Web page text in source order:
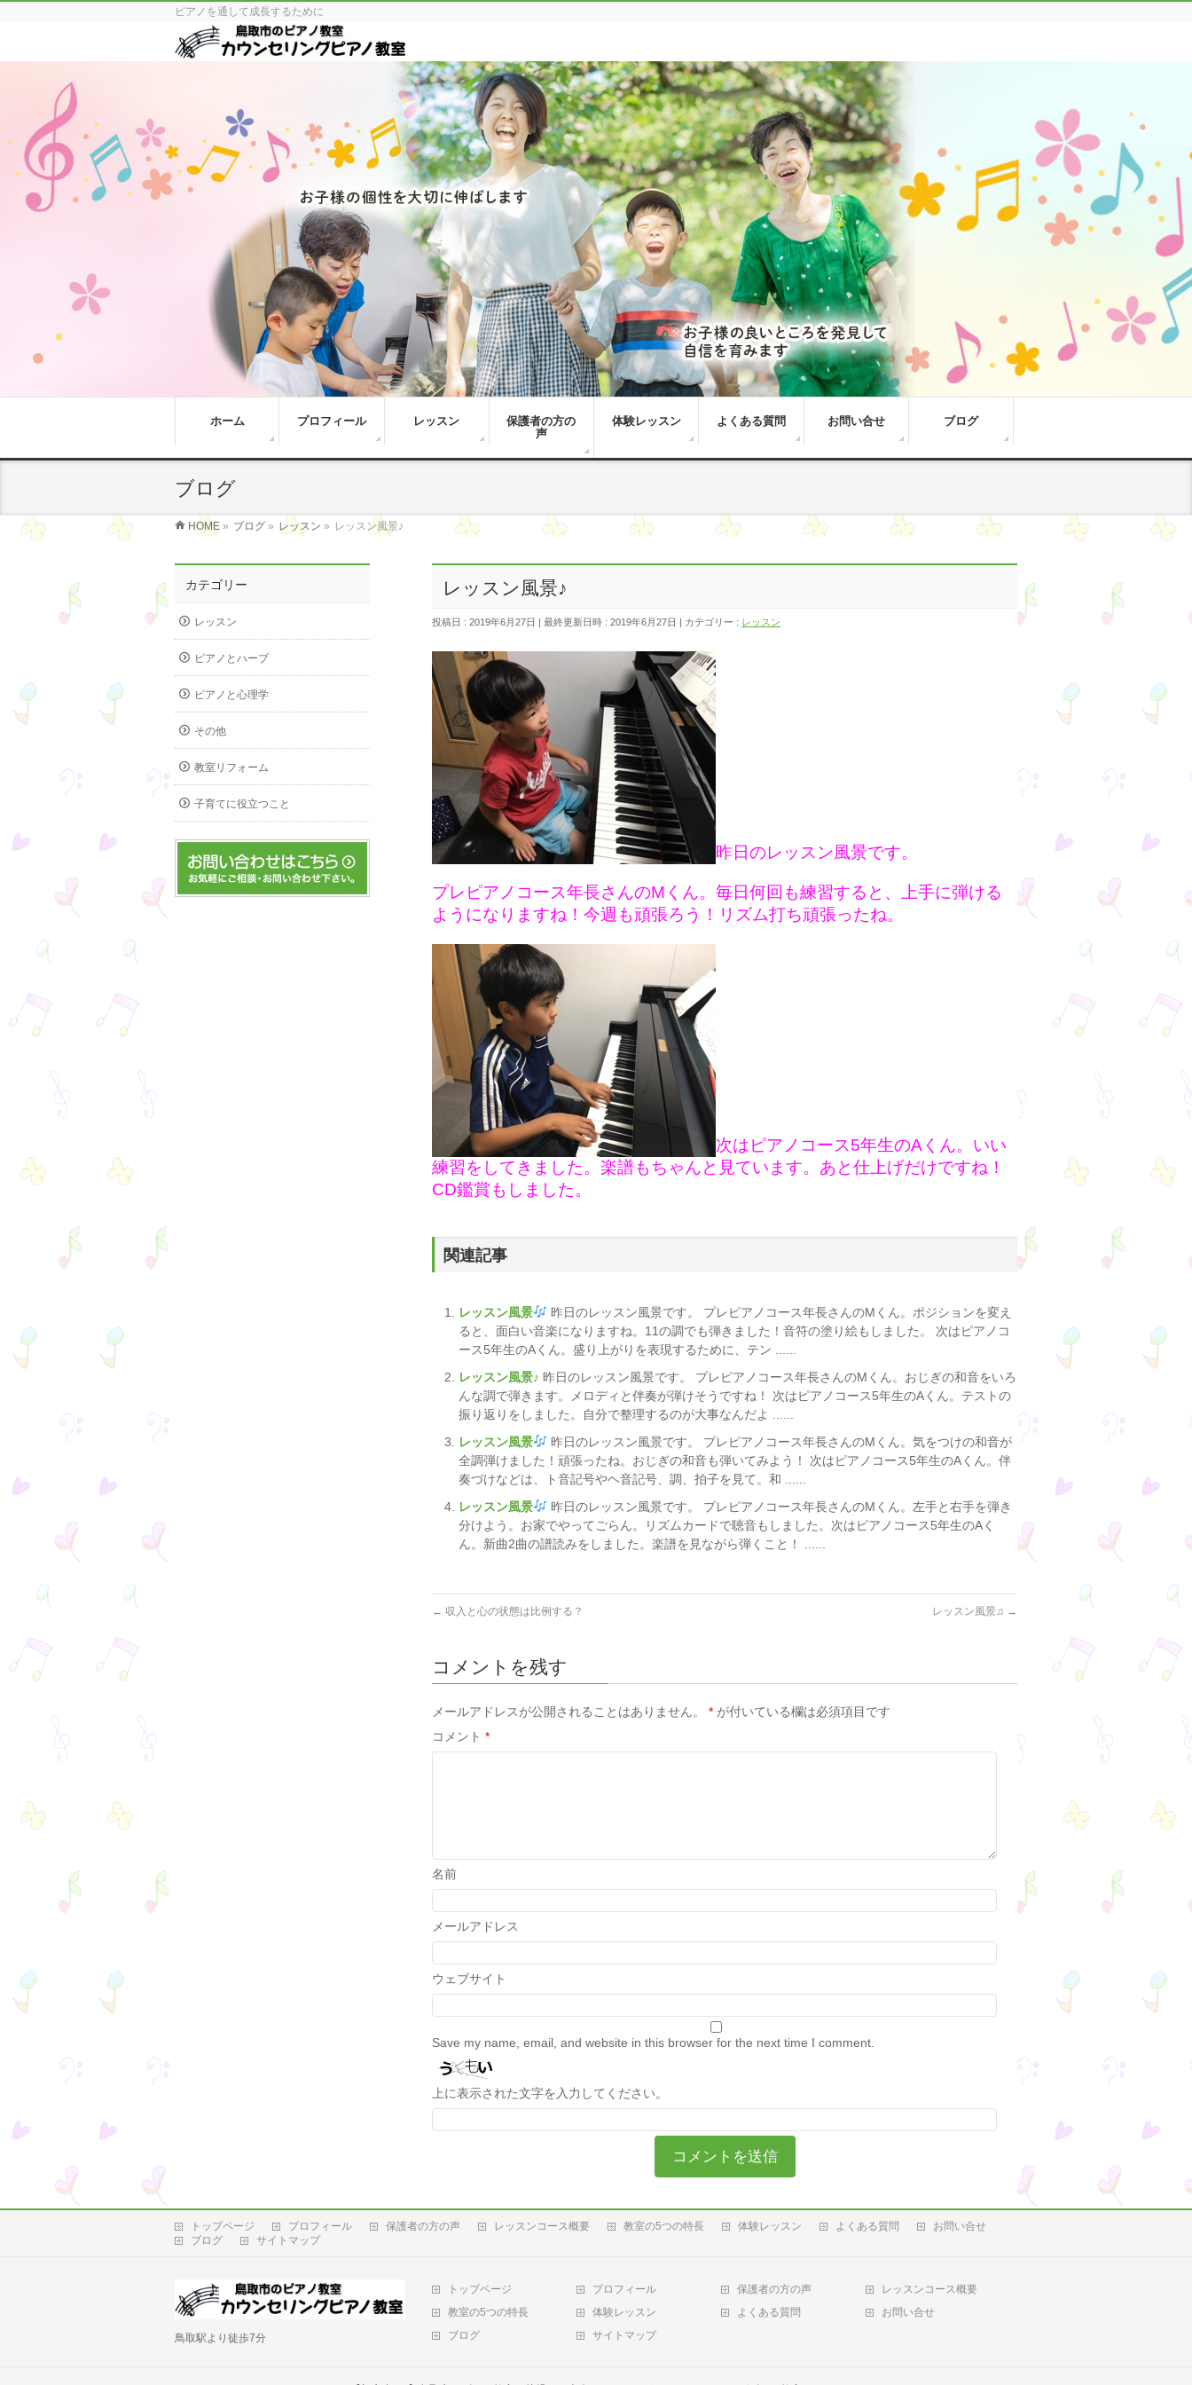
ピアノを通して成長するために
ホーム プロフィール レッスン
保護者の方の
声
体験レッスン よくある質問 お問い合せ ブログ
ブログ
HOME » ブログ » レッスン » レッスン風景♪
レッスン風景♪
投稿日 : 2019年6月27日 最終更新日時 : 2019年6月27日 カテゴリー : レッスン
昨日のレッスン風景です。
プレピアノコース年長さんのMくん。毎日何回も練習すると、上手に弾ける
ようになりますね！今週も頑張ろう！リズム打ち頑張ったね。
次はピアノコース5年生のAくん。いい
練習をしてきました。楽譜もちゃんと見ています。あと仕上げだけですね！
CD鑑賞もしました。
関連記事
レッスン風景
昨日のレッスン風景です。 プレピアノコース年長さんのMくん。ポジションを変え
ると、面白い音楽になりますね。11の調でも弾きました！音符の塗り絵もしました。 次はピアノコ
ース5年生のAくん。盛り上がりを表現するために、テン ......
レッスン風景♪ 昨日のレッスン風景です。 プレピアノコース年長さんのMくん。おじぎの和音をいろ
んな調で弾きます。メロディと伴奏が弾けそうですね！ 次はピアノコース5年生のAくん。テストの
振り返りをしました。自分で整理するのが大事なんだよ ......
レッスン風景
昨日のレッスン風景です。 プレピアノコース年長さんのMくん。気をつけの和音が
全調弾けました！頑張ったね。おじぎの和音も弾いてみよう！ 次はピアノコース5年生のAくん。伴
奏づけなどは、ト音記号やヘ音記号、調、拍子を見て。和 ......
レッスン風景
昨日のレッスン風景です。 プレピアノコース年長さんのMくん。左手と右手を弾き
分けよう。お家でやってごらん。リズムカードで聴音もしました。次はピアノコース5年生のAく
ん。新曲2曲の譜読みをしました。楽譜を見ながら弾くこと！ ......
← 収入と心の状態は比例する？ レッスン風景♫ →
コメントを残す
メールアドレスが公開されることはありません。 * が付いている欄は必須項目です
コメント *
名前
メールアドレス
ウェブサイト
Save my name, email, and website in this browser for the next time I comment.
上に表示された文字を入力してください。
カテゴリー
レッスン
ピアノとハープ
ピアノと心理学
その他
教室リフォーム
子育てに役立つこと
トップページ プロフィール 保護者の方の声 レッスンコース概要 教室の5つの特長 体験レッスン よくある質問
お問い合せ
ブログ
サイトマップ
鳥取駅より徒歩7分
トップページ プロフィール 保護者の方の声
レッスンコース概要
教室の5つの特長
体験レッスン よくある質問
お問い合せ
ブログ
サイトマップ